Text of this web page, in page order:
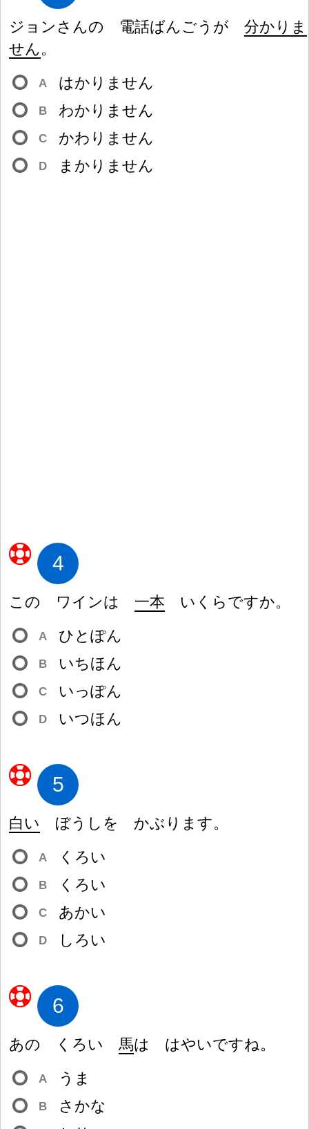
ジョンさんの 電話ばんごうが 分かりま
せん。
A はかりません
B わかりません
C かわりません
D まかりません
4
この ワインは 一本 いくらですか。
A ひとぽん
B いちほん
C いっぽん
D いつほん
5
白い ぼうしを かぶります。
A くろい
B くろい
C あかい
D しろい
6
あの くろい 馬は はやいですね。
A うま
B さかな